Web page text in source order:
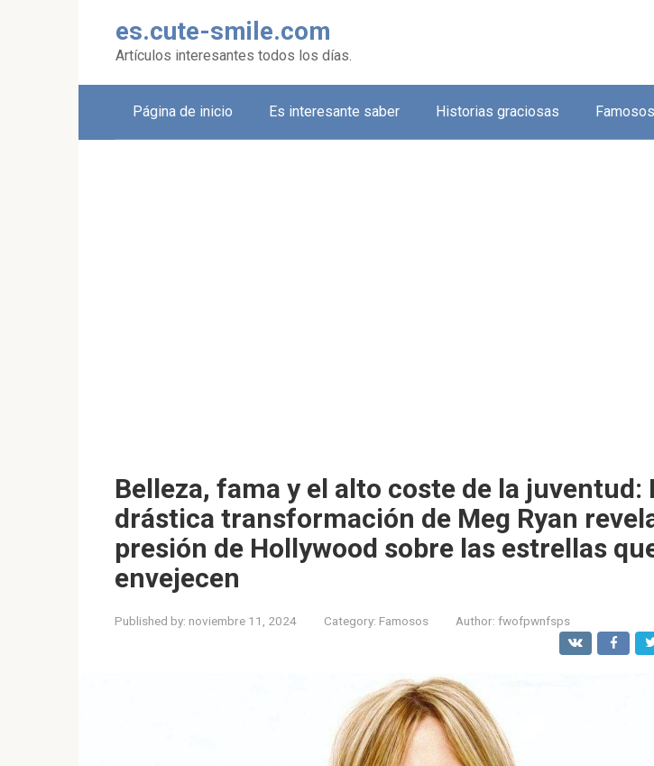
es.cute-smile.com
Artículos interesantes todos los días.
Página de inicio Es interesante saber Historias graciosas Famosos
Belleza, fama y el alto coste de la juventud:
drástica transformación de Meg Ryan
presión de Hollywood sobre las estrellas
envejecen
Published by: noviembre 11, 2024 Category: Famosos Author: fwofpwnfsps